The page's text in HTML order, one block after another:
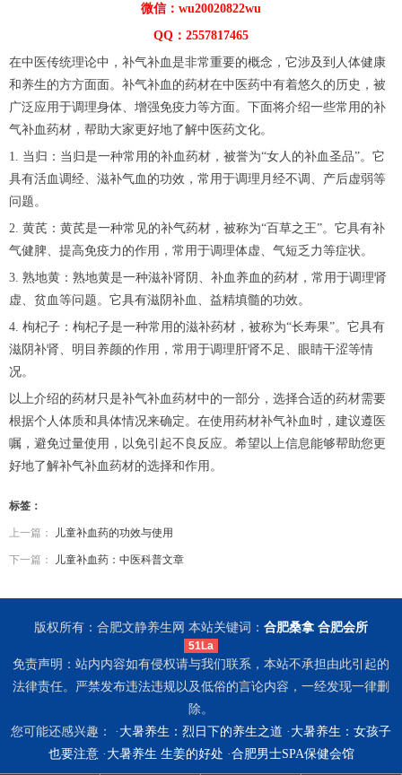
微信：wu20020822wu
QQ：2557817465
在中医传统理论中，补气补血是非常重要的概念，它涉及到人体健康
和养生的方方面面。补气补血的药材在中医药中有着悠久的历史，被
广泛应用于调理身体、增强免疫力等方面。下面将介绍一些常用的补
气补血药材，帮助大家更好地了解中医药文化。
1. 当归：当归是一种常用的补血药材，被誉为“女人的补血圣品”。它
具有活血调经、滋补气血的功效，常用于调理月经不调、产后虚弱等
问题。
2. 黄芪：黄芪是一种常见的补气药材，被称为“百草之王”。它具有补
气健脾、提高免疫力的作用，常用于调理体虚、气短乏力等症状。
3. 熟地黄：熟地黄是一种滋补肾阴、补血养血的药材，常用于调理肾
虚、贫血等问题。它具有滋阴补血、益精填髓的功效。
4. 枸杞子：枸杞子是一种常用的滋补药材，被称为“长寿果”。它具有
滋阴补肾、明目养颜的作用，常用于调理肝肾不足、眼睛干涩等情
况。
以上介绍的药材只是补气补血药材中的一部分，选择合适的药材需要
根据个人体质和具体情况来确定。在使用药材补气补血时，建议遵医
嘱，避免过量使用，以免引起不良反应。希望以上信息能够帮助您更
好地了解补气补血药材的选择和作用。
标签：
上一篇： 儿童补血药的功效与使用
下一篇： 儿童补血药：中医科普文章
版权所有：合肥文静养生网 本站关键词： 合肥桑拿 合肥会所
51La
免责声明：站内内容如有侵权请与我们联系，本站不承担由此引起的
法律责任。严禁发布违法违规以及低俗的言论内容，一经发现一律删
除。
您可能还感兴趣： · 大暑养生：烈日下的养生之道 · 大暑养生：女孩子
也要注意· 大暑养生 生姜的好处 ·合肥男士SPA保健会馆